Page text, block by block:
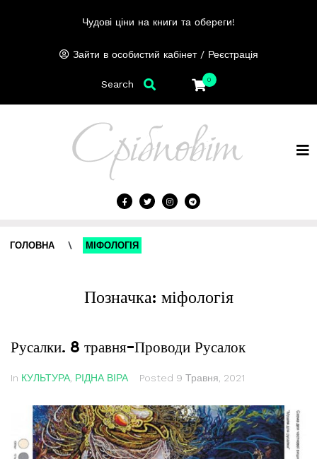
Чудові ціни на книги та обереги!
Зайти в особистий кабінет / Реєстрація
0
Search
ГОЛОВНА \ МІФОЛОГІЯ
Позначка: міфологія
Русалки. 8 травня-Проводи Русалок
In КУЛЬТУРА РІДНА ВІРА Posted 9 Травня, 2021